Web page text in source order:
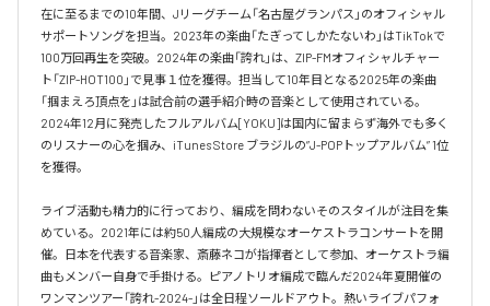
在に至るまでの10年間、Jリーグチーム「名古屋グランパス」のオフィシャル
サポートソングを担当。2023年の楽曲「たぎってしかたないわ」はTikTokで
100万回再生を突破。2024年の楽曲「誇れ」は、ZIP-FMオフィシャルチャー
ト「ZIP-HOT100」で見事１位を獲得。担当して10年目となる2025年の楽曲
「掴まえろ頂点を」は試合前の選手紹介時の音楽として使用されている。
2024年12月に発売したフルアルバム[YOKU]は国内に留まらず海外でも多く
のリスナーの心を掴み、iTunes Store ブラジルの”J-POPトップアルバム” 1位
を獲得。
ライブ活動も精力的に行っており、編成を問わないそのスタイルが注目を集
めている。2021年には約50人編成の大規模なオーケストラコンサートを開
催。日本を代表する音楽家、斎藤ネコが指揮者として参加、オーケストラ編
曲もメンバー自身で手掛ける。ピアノトリオ編成で臨んだ2024年夏開催の
ワンマンツアー「誇れ-2024-」は全日程ソールドアウト。熱いライブパフォ